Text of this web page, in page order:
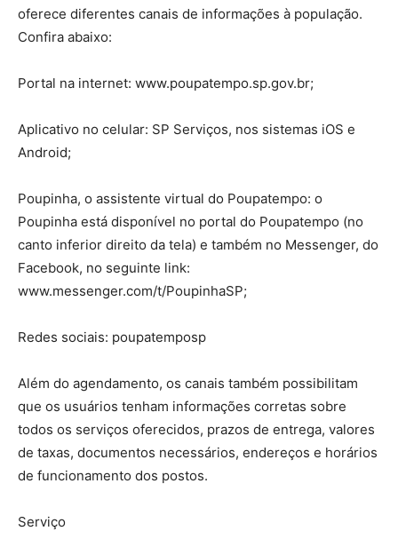
oferece diferentes canais de informações à população.
Confira abaixo:
Portal na internet: www.poupatempo.sp.gov.br;
Aplicativo no celular: SP Serviços, nos sistemas iOS e
Android;
Poupinha, o assistente virtual do Poupatempo: o
Poupinha está disponível no portal do Poupatempo (no
canto inferior direito da tela) e também no Messenger, do
Facebook, no seguinte link:
www.messenger.com/t/PoupinhaSP;
Redes sociais: poupatemposp
Além do agendamento, os canais também possibilitam
que os usuários tenham informações corretas sobre
todos os serviços oferecidos, prazos de entrega, valores
de taxas, documentos necessários, endereços e horários
de funcionamento dos postos.
Serviço